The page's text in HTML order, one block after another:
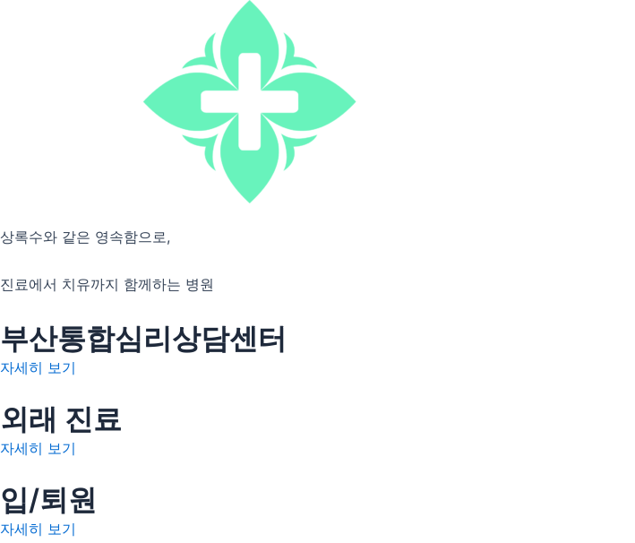
상록수와 같은 영속함으로,
진료에서 치유까지 함께하는 병원
부산통합심리상담센터
자세히 보기
외래 진료
자세히 보기
입/퇴원
자세히 보기